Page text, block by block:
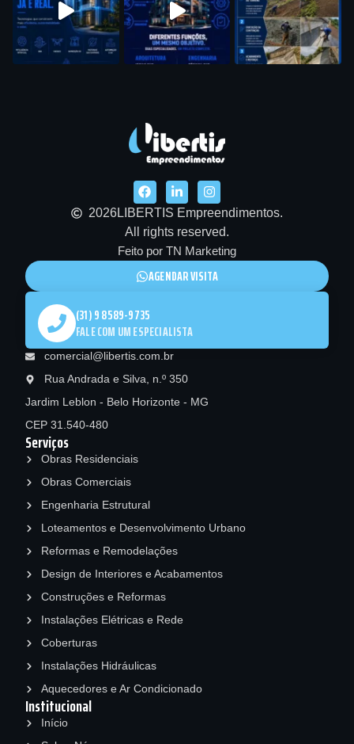
2026LIBERTIS Empreendimentos.
All rights reserved.
Feito por TN Marketing
Serviços
Obras Residenciais
Obras Comerciais
Engenharia Estrutural
Loteamentos e Desenvolvimento Urbano
Reformas e Remodelações
Design de Interiores e Acabamentos
Construções e Reformas
Instalações Elétricas e Rede
Coberturas
Instalações Hidráulicas
Aquecedores e Ar Condicionado
Institucional
Início
AGENDAR VISITA
(31) 9 8589-9735
FALE COM UM ESPECIALISTA
comercial@libertis.com.br
Rua Andrada e Silva, n.º 350
Jardim Leblon - Belo Horizonte - MG
CEP 31.540-480